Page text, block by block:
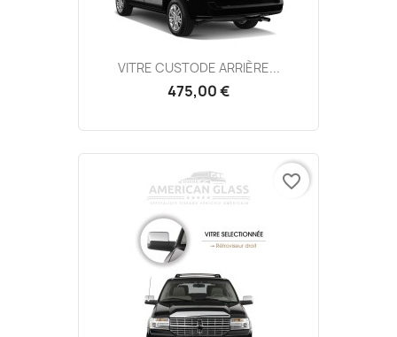
VITRE CUSTODE ARRIÈRE...
475,00 €
favorite_border